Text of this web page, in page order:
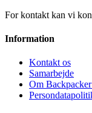
For kontakt kan vi
Information
Kontakt os
Samarbejde
Om